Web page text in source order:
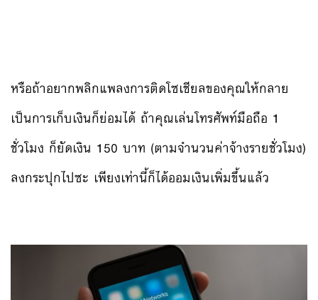
หรือถ้าอยากพลิกแพลงการติดโซเชียลของคุณให้กลาย
เป็นการเก็บเงินก็ย่อมได้ ถ้าคุณเล่นโทรศัพท์มือถือ 1
ชั่วโมง ก็ยัดเงิน 150 บาท (ตามจำนวนค่าจ้างรายชั่วโมง)
ลงกระปุกไปซะ เพียงเท่านี้ก็ได้ออมเงินเพิ่มขึ้นแล้ว